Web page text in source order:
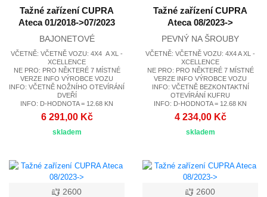
Tažné zařízení CUPRA
Ateca 01/2018->07/2023
BAJONETOVÉ
VČETNĚ: VČETNĚ VOZU: 4X4 A XL -
XCELLENCE
NE PRO: PRO NĚKTERÉ 7 MÍSTNÉ
VERZE INFO VÝROBCE VOZU
INFO: VČETNĚ NOŽNÍHO OTEVÍRÁNÍ
DVEŘÍ
INFO: D-HODNOTA = 12.68 KN
6 291,00 Kč
skladem
Tažné zařízení CUPRA
Ateca 08/2023->
PEVNÝ NA ŠROUBY
VČETNĚ: VČETNĚ VOZU: 4X4 A XL -
XCELLENCE
NE PRO: PRO NĚKTERÉ 7 MÍSTNÉ
VERZE INFO VÝROBCE VOZU
INFO: VČETNĚ BEZKONTAKTNÍ
OTEVÍRÁNÍ KUFRU
INFO: D-HODNOTA = 12.68 KN
4 234,00 Kč
skladem
2600
2600